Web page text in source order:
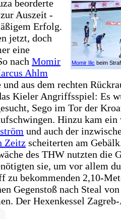
Momir Ilic beim
beorderte
Auszeit -
Erfolg.
jetzt, doch
eine
nach Momir
Ahlm
aus dem rechten
Kieler Angriffsspiel: Es
Sego im Tor der
Hinzu kam ein
und auch der
Zeitz scheiterten am
des THW nutzten die
sie, um vor allem
zu bekommenden 2,10-
Gegenstoß nach Steal
Der Hexenkessel